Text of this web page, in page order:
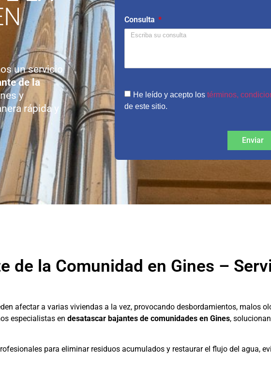
un servicio
de la
y
rápida y
Consulta
He leído y acepto los términos,
de este sitio.
Enviar
de la Comunidad en Gines –
afectar a varias viviendas a la vez, provocando desbordamientos, malos
especialistas en desatascar bajantes de comunidades en Gines,
para eliminar residuos acumulados y restaurar el flujo del agua,